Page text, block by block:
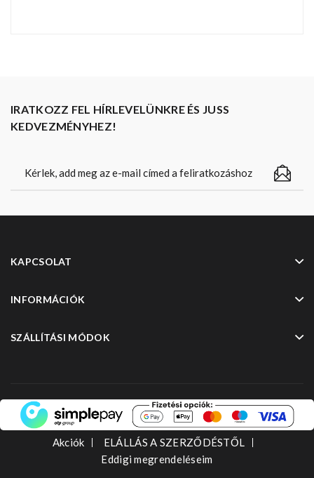
IRATKOZZ FEL HÍRLEVELÜNKRE ÉS JUSS
KEDVEZMÉNYHEZ!
KAPCSOLAT
INFORMÁCIÓK
SZÁLLÍTÁSI MÓDOK
Akciók
ELÁLLÁS A SZERZŐDÉSTŐL
Eddigi megrendeléseim